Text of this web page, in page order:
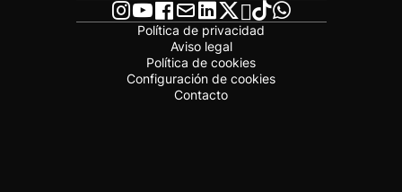
Política de privacidad
Aviso legal
Política de cookies
Configuración de cookies
Contacto